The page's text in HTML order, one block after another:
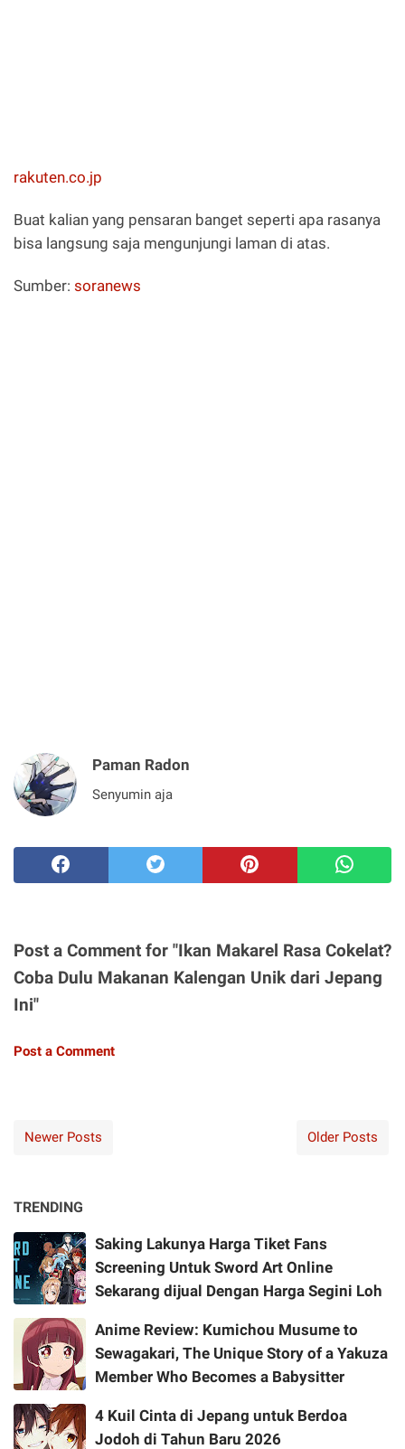
rakuten.co.jp
Buat kalian yang pensaran banget seperti apa rasanya
bisa langsung saja mengunjungi laman di atas.
Sumber: soranews
Paman Radon
Senyumin aja
Post a Comment for "Ikan Makarel Rasa Cokelat?
Coba Dulu Makanan Kalengan Unik dari Jepang
Ini"
Post a Comment
Newer Posts Older Posts
TRENDING
Saking Lakunya Harga Tiket Fans
Screening Untuk Sword Art Online
Sekarang dijual Dengan Harga Segini Loh
Anime Review: Kumichou Musume to
Sewagakari, The Unique Story of a Yakuza
Member Who Becomes a Babysitter
4 Kuil Cinta di Jepang untuk Berdoa
Jodoh di Tahun Baru 2026